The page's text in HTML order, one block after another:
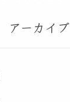
アーカイブ